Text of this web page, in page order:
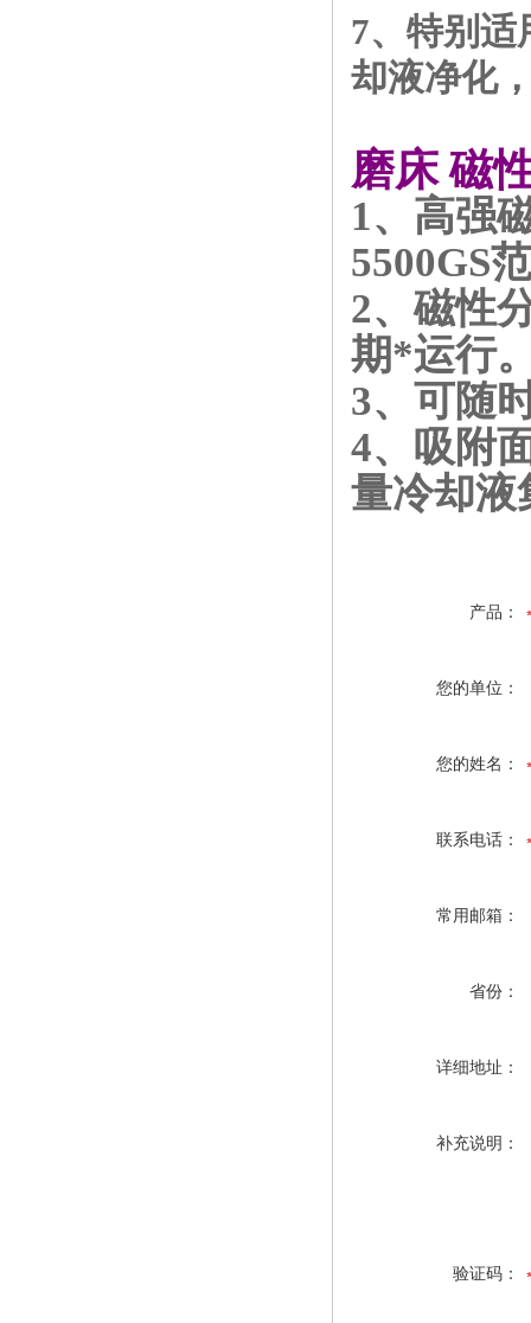
7、特别适
却液净化
磨床 磁
1、高强
5500GS
2、磁性
期*运行
3、可随
4、吸附
量冷却液
产品：
您的单位：
您的姓名：
联系电话：
常用邮箱：
省份：
详细地址：
补充说明：
验证码：